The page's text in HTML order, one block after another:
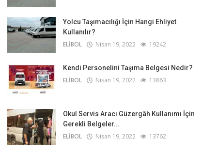
Yolcu Taşımacılığı İçin Hangi Ehliyet
Kullanılır?
ELİBOL Nisan 19, 2022 19242
Kendi Personelini Taşıma Belgesi Nedir?
ELİBOL Nisan 19, 2022 13863
Okul Servis Aracı Güzergâh Kullanımı İçin
Gerekli Belgeler...
ELİBOL Nisan 19, 2022 13762